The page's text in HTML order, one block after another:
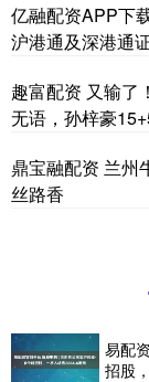
亿融配资APP下
沪港通及深港通
趣富配资 又输了
无语，孙梓豪
鼎宝融配资 兰州
丝路香
易配
招股